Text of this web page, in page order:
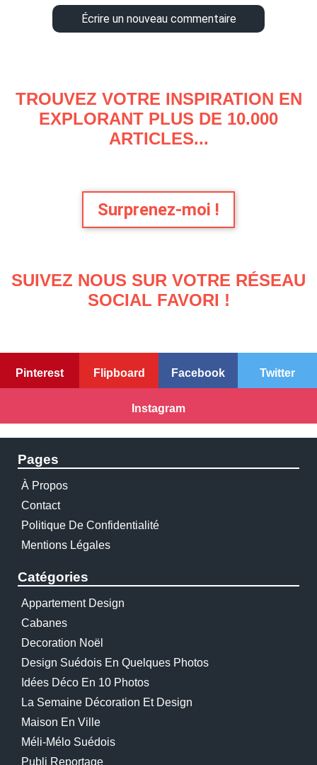
Écrire un nouveau commentaire
TROUVEZ VOTRE INSPIRATION EN
EXPLORANT PLUS DE 10.000
ARTICLES...
Surprenez-moi !
SUIVEZ NOUS SUR VOTRE RÉSEAU
SOCIAL FAVORI !
Pinterest Flipboard Facebook Twitter
Instagram
Pages
À Propos
Contact
Politique De Confidentialité
Mentions Légales
Catégories
Appartement Design
Cabanes
Decoration Noël
Design Suédois En Quelques Photos
Idées Déco En 10 Photos
La Semaine Décoration Et Design
Maison En Ville
Méli-Mélo Suédois
Publi Reportage